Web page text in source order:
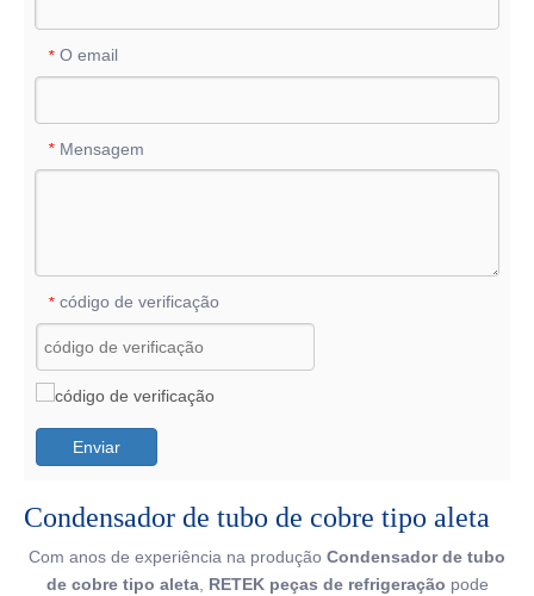
* O email
* Mensagem
* código de verificação
Enviar
Condensador de tubo de cobre tipo aleta
Com anos de experiência na produção Condensador de tubo
de cobre tipo aleta, RETEK peças de refrigeração pode